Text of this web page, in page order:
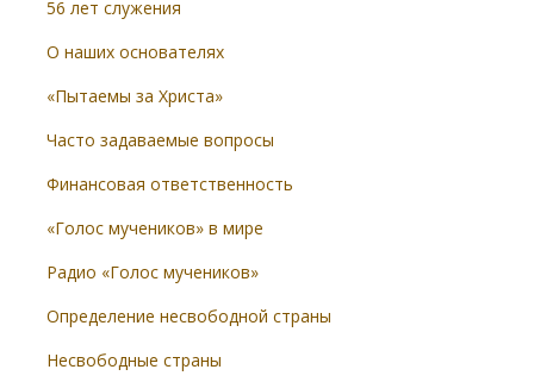
56 лет служения
О наших основателях
«Пытаемы за Христа»
Часто задаваемые вопросы
Финансовая ответственность
«Голос мучеников» в мире
Радио «Голос мучеников»
Определение несвободной страны
Несвободные страны